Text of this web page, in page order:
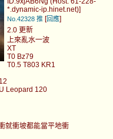
*.dynamic-ip.hinet.net)]
No.42328 推 [ 回應]
2.0 更新
上來亂水一波
XT
T0 Bz79
T0.5 T803 KR1
Leopard 120
就衝坡都能當平地衝